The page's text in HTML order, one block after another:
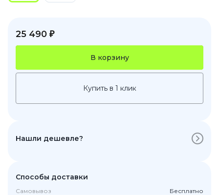
25 490 ₽
В корзину
Купить в 1 клик
Нашли дешевле?
Способы доставки
Самовывоз
Бесплатно